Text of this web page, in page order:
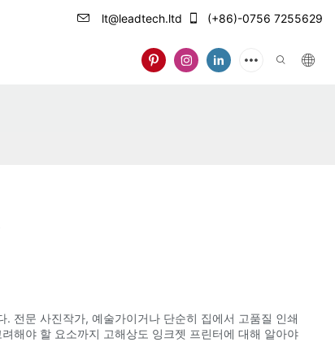
lt@leadtech.ltd (+86)-0756 7255629
전문 사진작가, 예술가이거나 단순히 집에서 고품질 인쇄
해야 할 요소까지 고해상도 잉크젯 프린터에 대해 알아야